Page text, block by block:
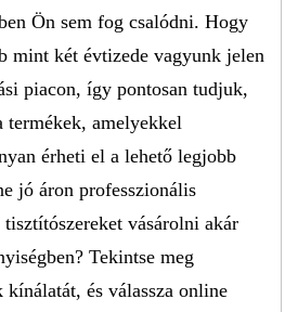
Ön sem fog csalódni. Hogy
mint két évtizede vagyunk jelen
piacon, így pontosan tudjuk,
termékek, amelyekkel
érheti el a lehető legjobb
jó áron professzionális
vásárolni akár
Tekintse meg
kínálatát, és válassza online